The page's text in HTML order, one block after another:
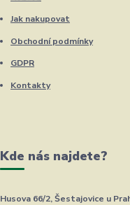
Jak nakupovat
Obchodní podmínky
GDPR
Kontakty
Kde nás najdete?
Husova 66/2, Šestajovice u